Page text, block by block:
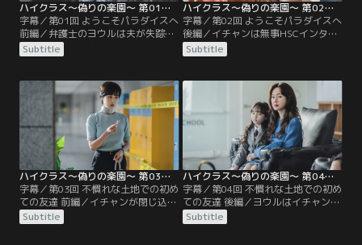
ハイクラス～偽りの楽園～ 第01話／字幕
字幕／第01回 ようこそパラダイスへ
前編／弁護士のヨウルは夫が失踪し
たことで殺人の容疑をかけられ、息
子イチャンは学校でいじめを受ける
っていた済州島のインターナショナ
ル校へ息子を転入させようと考える
が、入学面接の日、セレブな保護者
たちはヨウル母子を見下すような態
度を取る。ヨウルは招待状の送り主
が気になっていた。
Subtitle
ハイクラス～偽りの楽園～ 第02話／字幕
字幕／第02回 ようこそパラダイスへ
後編／イチャンは無事HSCインター
ナショナル校に合格し、ヨウル母子
は夫がイチャン名義で秘かに購入し
方、息子シウが補欠合格となったド
ヨンとPTA会長のジソンは、イチャ
ンが理事長特権で合格したと知り不
服に思う。そんななか、入学歓迎会
の夜にイチャンが意図的にロッカー
に閉じ込められて…。
Subtitle
ハイクラス～偽りの楽園～ 第03話／字幕
字幕／第03回 不慣れな土地での初め
ての友達 前編／イチャンが閉じ込め
られたロッカーは防犯カメラの死角
で手掛かりはなかったが、ヨウルは
Subtitle
ハイクラス～偽りの楽園～ 第04話／字幕
字幕／第04回 不慣れな土地での初め
ての友達 後編／ヨウルはイチャンを
同級生と遊ばせたいが、母親たちは
露骨に2人をないがしろにする。そ
Subtitle